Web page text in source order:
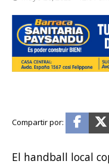
El handball local